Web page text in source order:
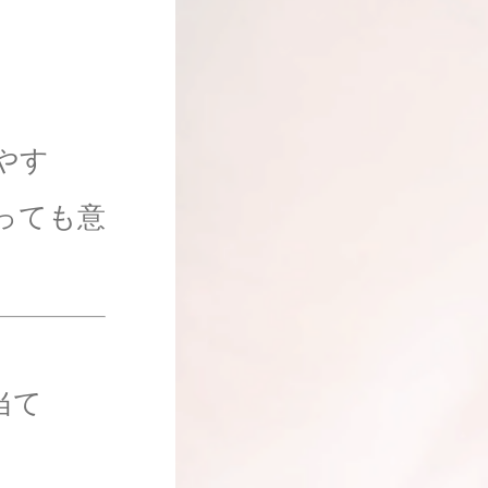
す
ても意
て